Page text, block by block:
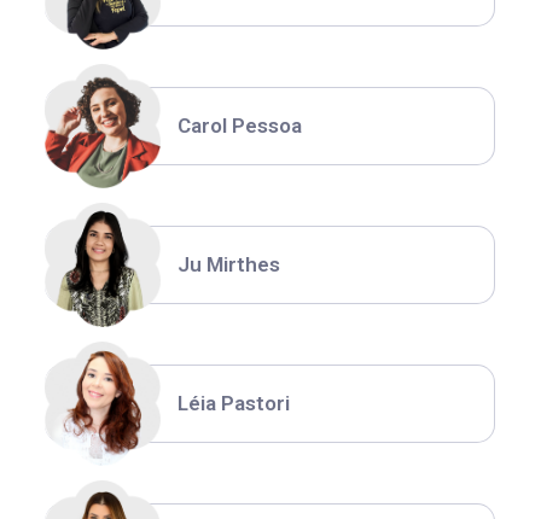
Carol Pessoa
Ju Mirthes
Léia Pastori